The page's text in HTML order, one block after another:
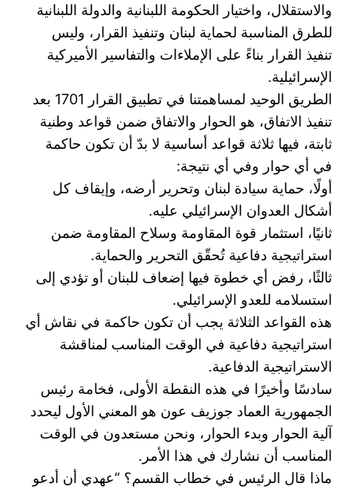
‏والاستقلال، واختيار الحكومة اللبنانية والدولة اللبنانية
للطرق المناسبة لحماية لبنان وتنفيذ القرار، وليس
تنفيذ ‏القرار بناءً على الإملاءات والتفاسير الأميركية
الإسرائيلية.‏
الطريق الوحيد لمساهمتنا في تطبيق القرار 1701‏ بعد
تنفيذ الاتفاق، هو الحوار والاتفاق ضمن قواعد وطنية
‏ثابتة، فيها ثلاثة قواعد أساسية لا بدّ أن تكون حاكمة
في أي حوار وفي أي نتيجة: ‏
أولًا، حماية سيادة لبنان وتحرير أرضه، وإيقاف كل
أشكال العدوان الإسرائيلي عليه. ‏
ثانيًا، استثمار قوة المقاومة وسلاح المقاومة ضمن
استراتيجية دفاعية تُحقّق التحرير والحماية. ‏
ثالثًا، رفض أي خطوة فيها إضعاف للبنان أو تؤدي إلى
استسلامه للعدو الإسرائيلي.‏
هذه القواعد الثلاثة يجب أن تكون حاكمة في نقاش أي
استراتيجية دفاعية في الوقت المناسب لمناقشة
‏الاستراتيجية الدفاعية. ‏
سادسًا وأخيرًا في هذه النقطة الأولى، فخامة رئيس
الجمهورية العماد جوزيف عون هو المعني الأول ليحدد
‏آلية الحوار وبدء الحوار، ونحن مستعدون في الوقت
المناسب أن نشارك في هذا الأمر.‏
ماذا قال الرئيس في خطاب القسم؟ “عهدي أن أدعو